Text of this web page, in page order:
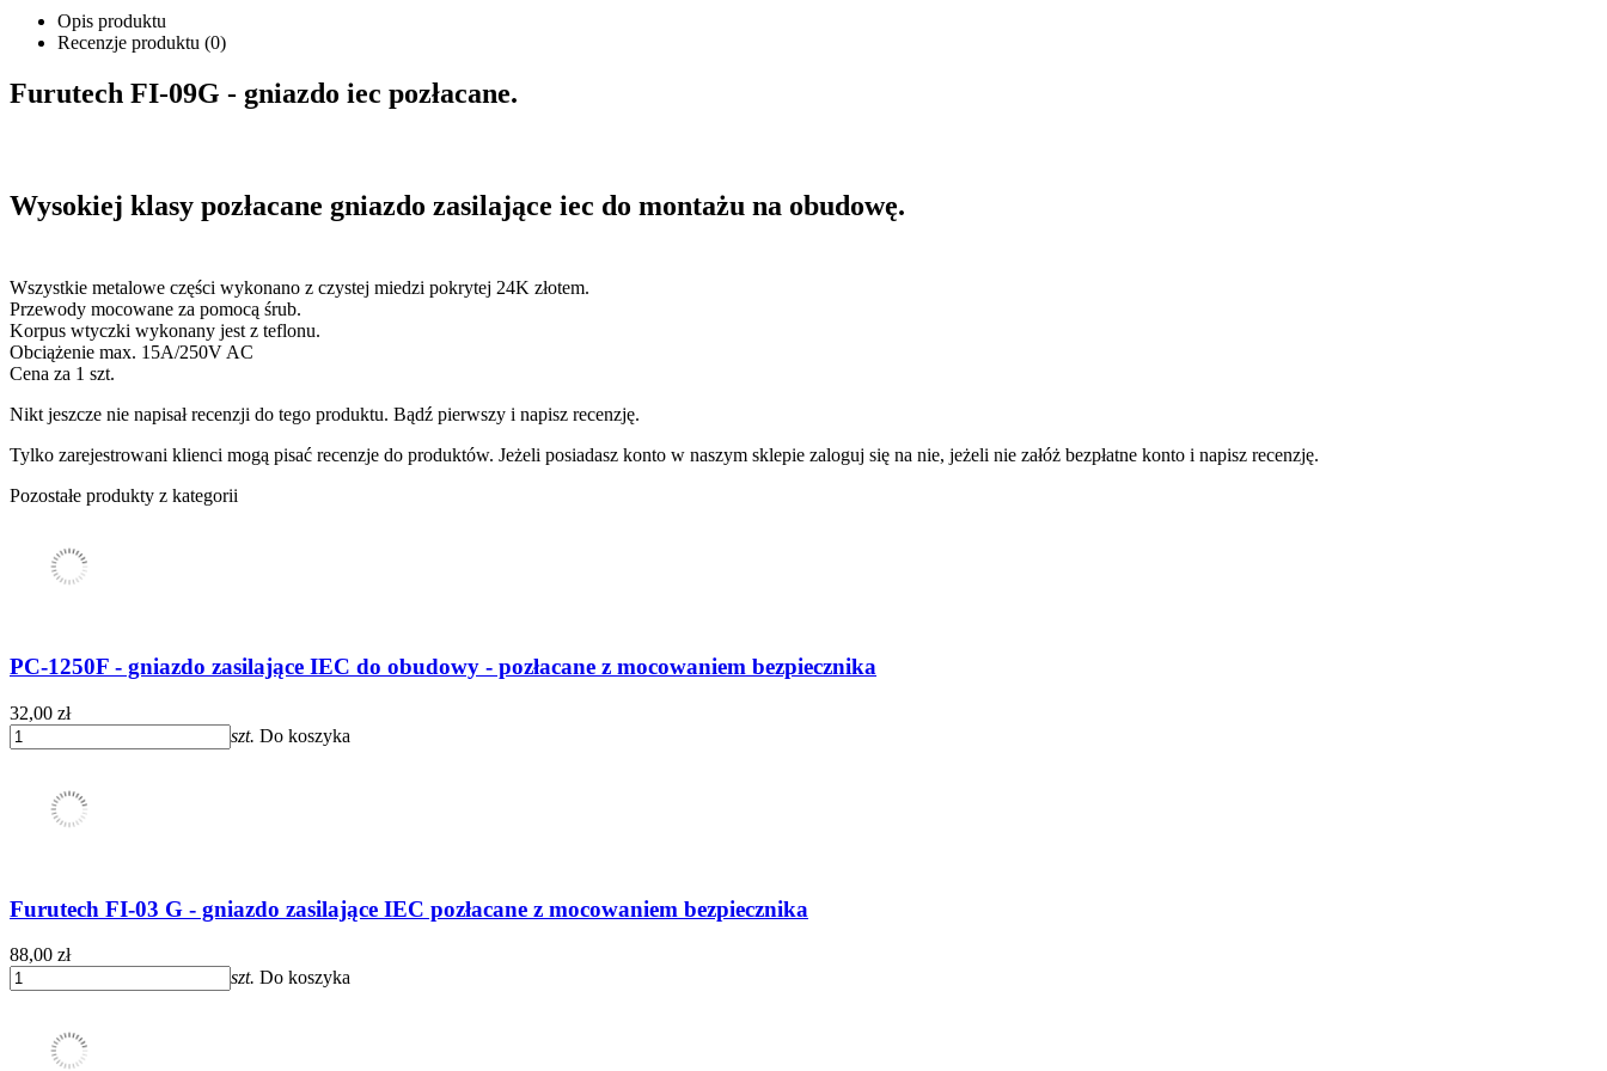
Opis produktu
Recenzje produktu (0)
Furutech FI-09G - gniazdo iec pozłacane.
Wysokiej klasy pozłacane gniazdo zasilające iec do montażu na obudowę.
Wszystkie metalowe części wykonano z czystej miedzi pokrytej 24K złotem.
Przewody mocowane za pomocą śrub.
Korpus wtyczki wykonany jest z teflonu.
Obciążenie max. 15A/250V AC
Cena za 1 szt.
Nikt jeszcze nie napisał recenzji do tego produktu. Bądź pierwszy i napisz recenzję.
Tylko zarejestrowani klienci mogą pisać recenzje do produktów. Jeżeli posiadasz konto w naszym sklepie zaloguj się na nie, jeżeli nie załóż bezpłatne konto i napisz recenzję.
Pozostałe produkty z kategorii
PC-1250F - gniazdo zasilające IEC do obudowy - pozłacane z mocowaniem bezpiecznika
32,00 zł
szt. Do koszyka
Furutech FI-03 G - gniazdo zasilające IEC pozłacane z mocowaniem bezpiecznika
88,00 zł
szt. Do koszyka